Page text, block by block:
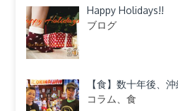
Happy Holidays!!
ブログ
【食】数十年後、
コラム、食